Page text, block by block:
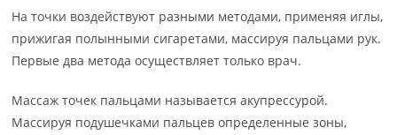
На точки воздействуют разными методами, применяя иглы,
прижигая полынными сигаретами, массируя пальцами рук.
Первые два метода осуществляет только врач.
Массаж точек пальцами называется акупрессурой.
Массируя подушечками пальцев определенные зоны,